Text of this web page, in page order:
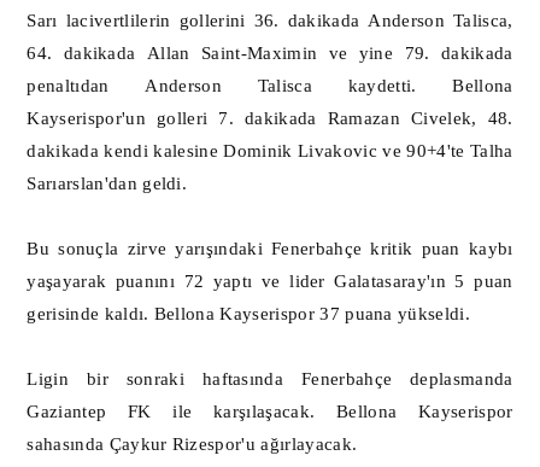
Sarı lacivertlilerin gollerini 36. dakikada Anderson Talisca,
64. dakikada Allan Saint-Maximin ve yine 79. dakikada
penaltıdan Anderson Talisca kaydetti. Bellona
Kayserispor'un golleri 7. dakikada Ramazan Civelek, 48.
dakikada kendi kalesine Dominik Livakovic ve 90+4'te Talha
Sarıarslan'dan geldi.
Bu sonuçla zirve yarışındaki Fenerbahçe kritik puan kaybı
yaşayarak puanını 72 yaptı ve lider Galatasaray'ın 5 puan
gerisinde kaldı. Bellona Kayserispor 37 puana yükseldi.
Ligin bir sonraki haftasında Fenerbahçe deplasmanda
Gaziantep FK ile karşılaşacak. Bellona Kayserispor
sahasında Çaykur Rizespor'u ağırlayacak.